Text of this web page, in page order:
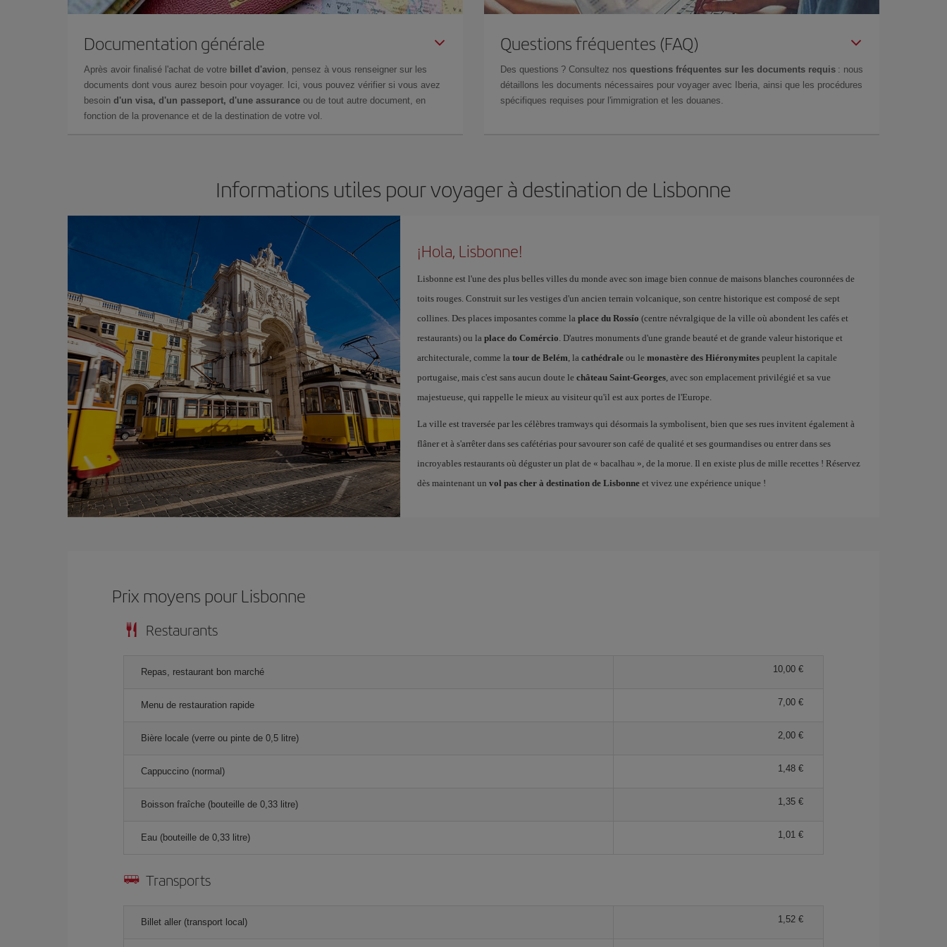
Documentation générale
Après avoir finalisé l'achat de votre billet d'avion, pensez à vous renseigner sur les
documents dont vous aurez besoin pour voyager. Ici, vous pouvez vérifier si vous avez
besoin d'un visa, d'un passeport, d'une assurance ou de tout autre document, en
fonction de la provenance et de la destination de votre vol.
Questions fréquentes (FAQ)
Des questions ? Consultez nos questions fréquentes sur les documents requis : nous
détaillons les documents nécessaires pour voyager avec Iberia, ainsi que les procédures
spécifiques requises pour l'immigration et les douanes.
Informations utiles pour voyager à destination de Lisbonne
¡Hola, Lisbonne!
Lisbonne est l'une des plus belles villes du monde avec son image bien connue de maisons blanches couronnées de
toits rouges. Construit sur les vestiges d'un ancien terrain volcanique, son centre historique est composé de sept
collines. Des places imposantes comme la place du Rossío (centre névralgique de la ville où abondent les cafés et
restaurants) ou la place do Comércio. D'autres monuments d'une grande beauté et de grande valeur historique et
architecturale, comme la tour de Belém, la cathédraleou le monastère des Hiéronymitespeuplent la capitale
portugaise, mais c'est sans aucun doute le château Saint-Georges, avec son emplacement privilégié et sa vue
majestueuse, qui rappelle le mieux au visiteur qu'il est aux portes de l'Europe.
La ville est traversée par les célèbres tramways qui désormais la symbolisent, bien que ses rues invitent également à
flâner et à s'arrêter dans ses cafétérias pour savourer son café de qualité et ses gourmandises ou entrer dans ses
incroyables restaurants où déguster un plat de « bacalhau », de la morue. Il en existe plus de mille recettes ! Réservez
dès maintenant un vol pas cher à destination de Lisbonneet vivez une expérience unique !
Prix ​​moyens pour Lisbonne
Restaurants
Repas, restaurant bon marché 10,00 €
Menu de restauration rapide 7,00 €
Bière locale (verre ou pinte de 0,5 litre) 2,00 €
Cappuccino (normal) 1,48 €
Boisson fraîche (bouteille de 0,33 litre) 1,35 €
Eau (bouteille de 0,33 litre) 1,01 €
Transports
Billet aller (transport local) 1,52 €